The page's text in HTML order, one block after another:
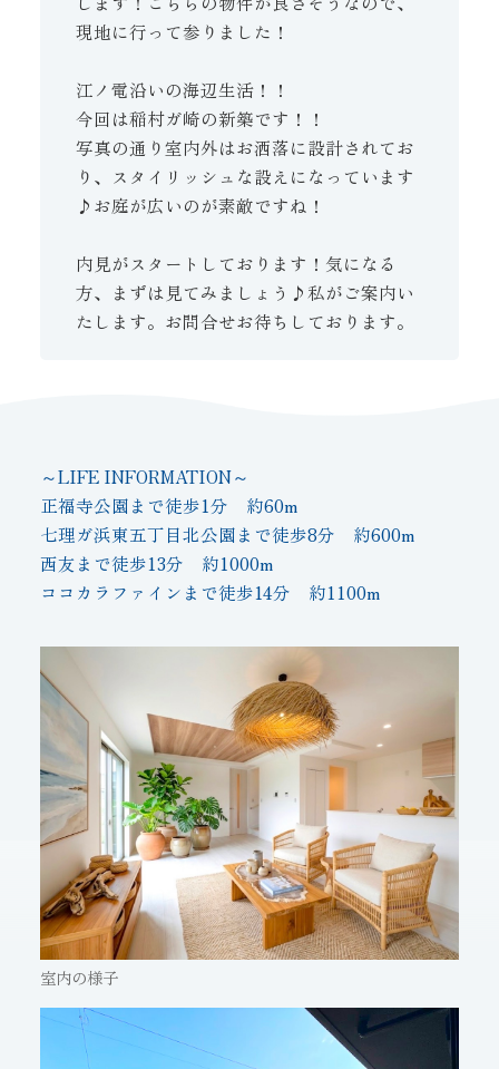
現地に行って参りました！
江ノ電沿いの海辺生活！！
今回は稲村ガ崎の新築です！！
写真の通り室内外はお洒落に設計されてお
り、スタイリッシュな設えになっています
♪お庭が広いのが素敵ですね！
内見がスタートしております！気になる
方、まずは見てみましょう♪私がご案内い
たします。お問合せお待ちしております。
～LIFE INFORMATION～
正福寺公園まで徒歩1分 約60m
七理ガ浜東五丁目北公園まで徒歩8分 約600m
西友まで徒歩13分 約1000m
ココカラファインまで徒歩14分 約1100m
室内の様子